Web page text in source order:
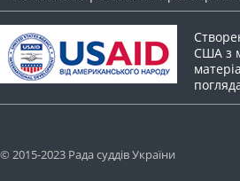
США з
© 2015-2023 Рада суддів України